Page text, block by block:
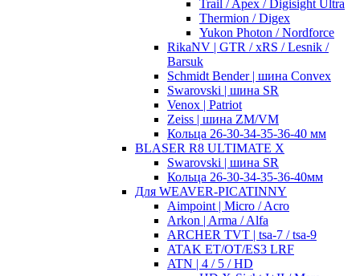
Trail / Apex / Digisight Ultra
Thermion / Digex
Yukon Photon / Nordforce
RikaNV | GTR / xRS / Lesnik /
Barsuk
Schmidt Bender | шина Convex
Swarovski | шина SR
Venox | Patriot
Zeiss | шина ZM/VM
Кольца 26-30-34-35-36-40 мм
BLASER R8 ULTIMATE X
Swarovski | шина SR
Кольца 26-30-34-35-36-40мм
Для WEAVER-PICATINNY
Aimpoint | Micro / Acro
Arkon | Arma / Alfa
ARCHER TVT | tsa-7 / tsa-9
ATAK ET/OT/ES3 LRF
ATN | 4 / 5 / HD